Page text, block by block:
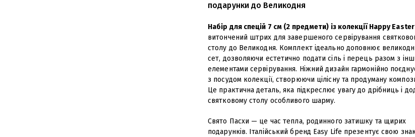
подарунки до Великодня
Набір для спецій 7 см (2 предмети) із колекції Happy Easter
витончений штрих для завершеного сервірування
столу до Великодня. Комплект ідеально доповнює
сет, дозволяючи естетично подати сіль і перець разом з
елементами сервірування. Ніжний дизайн гармонійно
з посудом колекції, створюючи цілісну та продуману
Це практична деталь, яка підкреслює увагу до дрібниць і
святковому столу особливого шарму.
Свято Пасхи — це час тепла, родинного затишку та щирих
подарунків. Італійський бренд Easy Life презентує свою